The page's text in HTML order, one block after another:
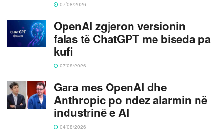
07/08/2026
OpenAI zgjeron versionin
falas të ChatGPT me biseda pa
kufi
07/08/2026
Gara mes OpenAI dhe
Anthropic po ndez alarmin në
industrinë e AI
04/08/2026